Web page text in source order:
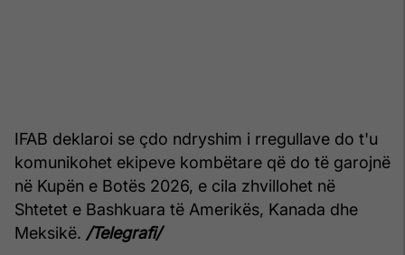
IFAB deklaroi se çdo ndryshim i rregullave do t'u
komunikohet ekipeve kombëtare që do të garojnë
në Kupën e Botës 2026, e cila zhvillohet në
Shtetet e Bashkuara të Amerikës, Kanada dhe
Meksikë. /Telegrafi/